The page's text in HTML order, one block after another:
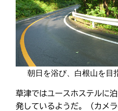
朝日を浴び、白根山を目
草津ではユースホステルに
発しているようだ。（カメラ